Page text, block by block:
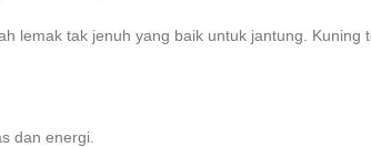
lemak tak jenuh yang baik untuk jantung.
dan energi.